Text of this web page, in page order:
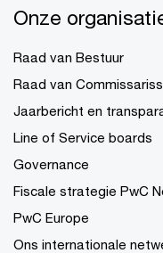
Onze
Raad van Bestuur
Raad van
Jaarbericht en
Line of Service boards
Governance
Fiscale strategie PwC
PwC Europe
Ons internationale